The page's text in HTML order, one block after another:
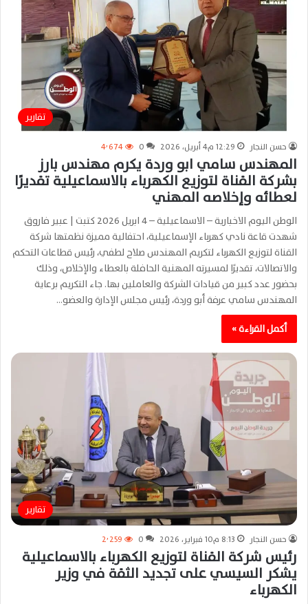
تقارير
حسن النجار 12:29 م4 أبريل، 2026 0 4٬674
المهندس سامي ابو وردة يكرم مهندس بارز
بشركة القناة لتوزيع الكهرباء بالاسماعيلية تقديرًا
لعطائه وإخلاصه المهني
الوطن اليوم الاخبارية – الاسماعيلية – 4 ابريل 2026 كتبت | عبير فاروق
شهدت قاعة نادي كهرباء الإسماعيلية، احتفالية مميزة نظمتها شركة
القناة لتوزيع الكهرباء لتكريم المهندس صلاح لطفي، رئيس قطاعات التحكم
والاتصالات، تقديرًا لمسيرته المهنية الحافلة بالعطاء والإخلاص، وذلك
بحضور عدد كبير من قيادات الشركة والعاملين بها. جاء التكريم برعاية
المهندس سامي عرفة أبو وردة، رئيس مجلس الإدارة والعضو…
أكمل القراءة »
تقارير
حسن النجار 8:13 م10 فبراير، 2026 0 2٬259
رئيس شركة القناة لتوزيع الكهرباء بالاسماعيلية
يشكر السيسي على تجديد الثقة في وزير
الكهرباء